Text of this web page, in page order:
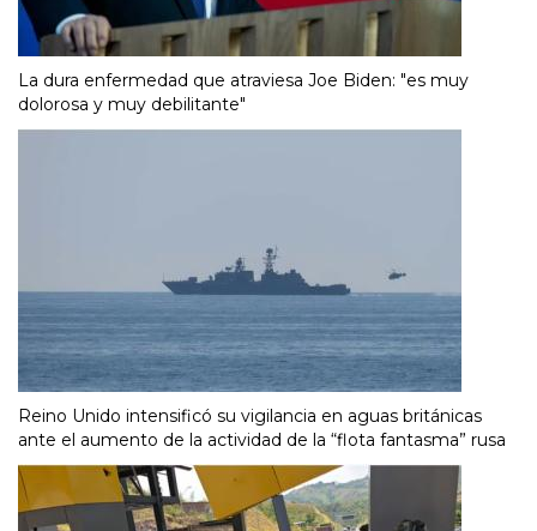
La dura enfermedad que atraviesa Joe Biden: "es muy
dolorosa y muy debilitante"
Reino Unido intensificó su vigilancia en aguas británicas
ante el aumento de la actividad de la “flota fantasma” rusa